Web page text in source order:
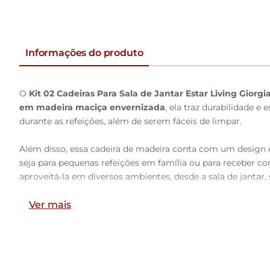
Informações do produto
O Kit 02 Cadeiras Para Sala de Jantar Estar Living
em madeira maciça envernizada, ela traz durabilidade e
durante as refeições, além de serem fáceis de limpar.
Além disso, essa cadeira de madeira conta com um
seja para pequenas refeições em família ou para receber
aproveitá-la em diversos ambientes, desde a sala de
Demais, não é mesmo?! Então, não perca mais tempo,
Ver mais